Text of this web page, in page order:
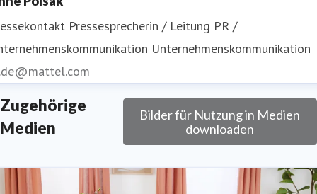
Pressesprecherin / Leitung PR /
Unternehmenskommunikation
Zugehörige
Medien
Bilder für Nutzung in Medien
downloaden